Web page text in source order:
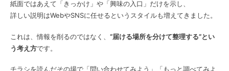
紙面ではあえて「きっかけ」や「興味の入口」だけを示し、
詳しい説明はWebやSNSに任せるというスタイルも増えてきました。
これは、情報を削るのではなく、 “届ける場所を分けて整理する”とい
う考え方です。
チラシを読んだその場で「問い合わせてみよう」「もっと調べてみよ